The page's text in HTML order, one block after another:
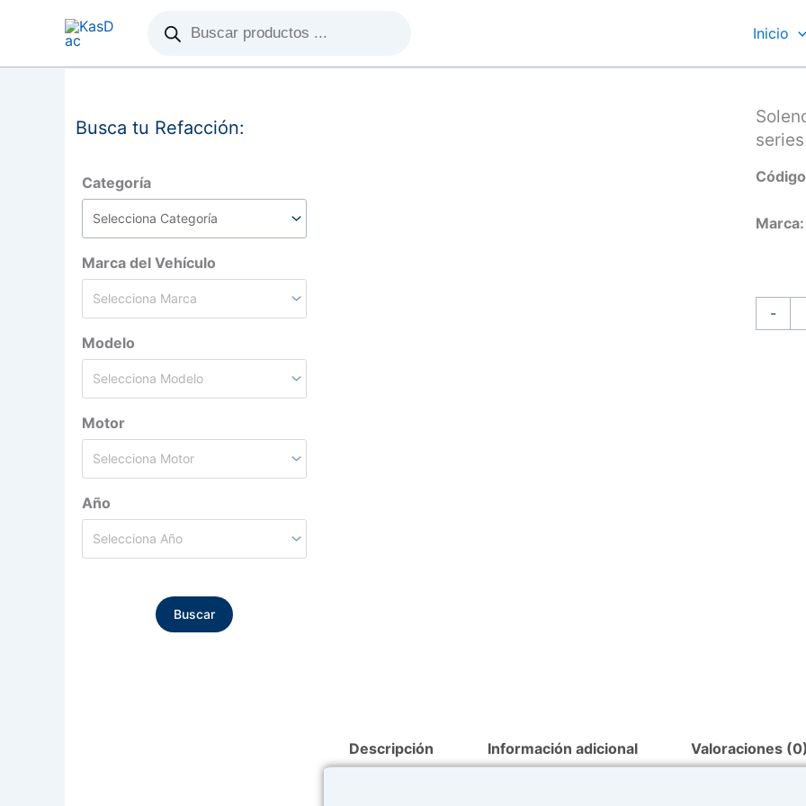
productos
Inicio
Busca tu Refacción:
Categoría
Marca del Vehículo
Modelo
Motor
Año
Buscar
Marca:
-
para
Descripción Información adicional Valoraciones (0)